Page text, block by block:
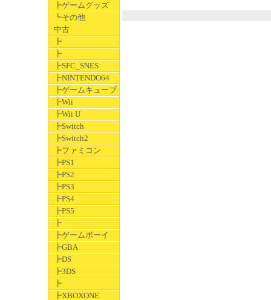
┣ゲームグッズ
┗その他
中古
┣
┣
┣SFC_SNES
┣NINTENDO64
┣ゲームキューブ
┣Wii
┣Wii U
┣Switch
┣Switch2
┣ファミコン
┣PS1
┣PS2
┣PS3
┣PS4
┣PS5
┣
┣ゲームボーイ
┣GBA
┣DS
┣3DS
┣
┣XBOXONE